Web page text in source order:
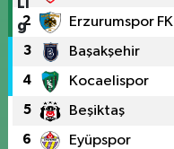
2 Erzurumspor FK
3 Başakşehir
4 Kocaelispor
5 Beşiktaş
6 Eyüpspor